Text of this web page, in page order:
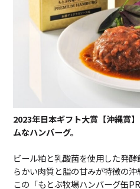
2023年日本ギフト大賞【沖縄賞
ムなハンバーグ。
ビール粕と乳酸菌を使用した発
らかい肉質と脂の甘みが特徴の沖
この「もとぶ牧場ハンバーグ缶